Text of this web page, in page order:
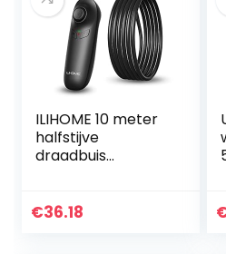
ILIHOME 10 meter
halfstijve
draadbuis
endoscoop
€36.18